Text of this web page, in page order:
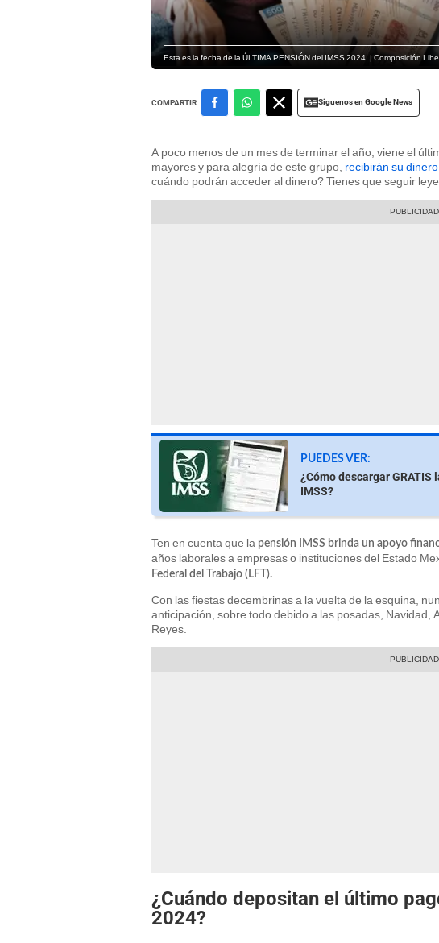
Esta es la fecha de la ÚLTIMA PENSIÓN del IMSS 2024. | Composición
COMPARTIR Siguenos en Google News
A poco menos de un mes de terminar el año, viene el
mayores y para alegría de este grupo, recibirán su
cuándo podrán acceder al dinero? Tienes que seguir
PUEDES VER:
¿Cómo descargar
IMSS?
Ten en cuenta que la pensión IMSS brinda un apoyo
años laborales a empresas o instituciones del Estado
Federal del Trabajo (LFT).
Con las fiestas decembrinas a la vuelta de la esquina,
anticipación, sobre todo debido a las posadas, Navidad,
Reyes.
¿Cuándo depositan el último
2024?